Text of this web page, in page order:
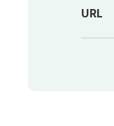
URL